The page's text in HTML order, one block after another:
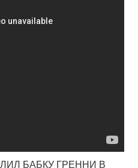
БАБКУ ГРЕННИ В